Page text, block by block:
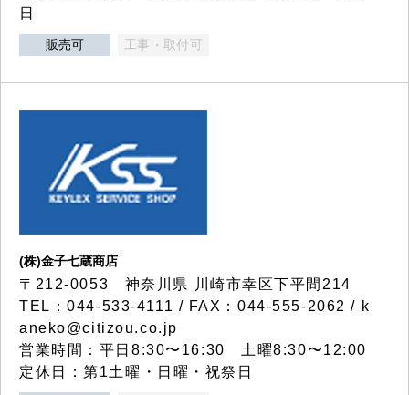
日
販売可 工事・取付可
(株)金子七蔵商店
〒212-0053 神奈川県 川崎市幸区下平間214
TEL：044-533-4111 / FAX：044-555-2062 / k
aneko@citizou.co.jp
営業時間：平日8:30〜16:30 土曜8:30〜12:00
定休日：第1土曜・日曜・祝祭日